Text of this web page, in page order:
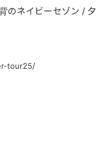
のネイビーセゾン / 夕
tour25/